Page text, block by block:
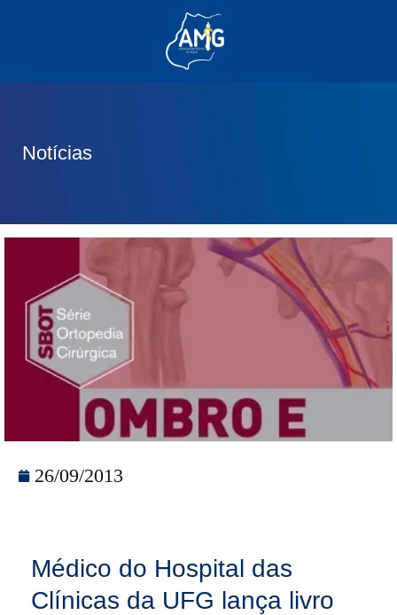
Notícias
26/09/2013
Médico do Hospital das
Clínicas da UFG lança livro